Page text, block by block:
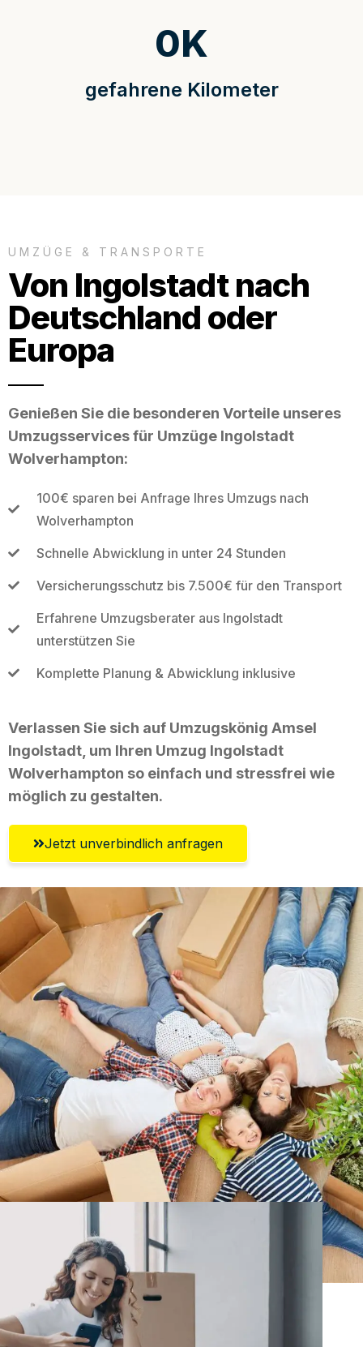
gefahrene Kilometer
0K
UMZÜGE & TRANSPORTE
Von Ingolstadt nach
Deutschland oder
Europa
Genießen Sie die besonderen Vorteile unseres
Umzugsservices für Umzüge Ingolstadt
Wolverhampton:
100€ sparen bei Anfrage Ihres Umzugs nach
Wolverhampton
Schnelle Abwicklung in unter 24 Stunden
Versicherungsschutz bis 7.500€ für den Transport
Erfahrene Umzugsberater aus Ingolstadt
unterstützen Sie
Komplette Planung & Abwicklung inklusive
Verlassen Sie sich auf Umzugskönig Amsel
Ingolstadt, um Ihren Umzug Ingolstadt
Wolverhampton so einfach und stressfrei wie
möglich zu gestalten.
Jetzt unverbindlich anfragen